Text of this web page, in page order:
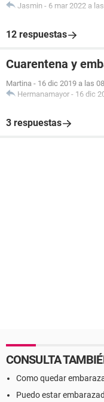
Jasmin - 6 mar 2022 a
12 respuestas
Cuarentena y
Martina - 16 dic 2019 a las
Hermanamayor - 16 dic
3 respuestas
CONSULTA
Como quedar
Puedo estar